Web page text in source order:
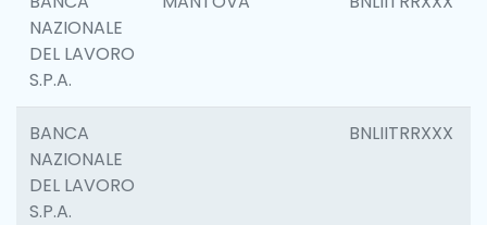
NAZIONALE
DEL LAVORO
S.P.A.
BANCA
NAZIONALE
DEL LAVORO
S.P.A.
BNLIITRRXXX